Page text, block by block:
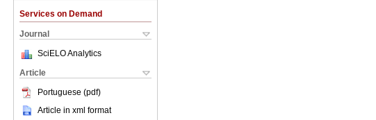
Services on Demand
Journal
SciELO Analytics
Article
Portuguese (pdf)
Article in xml format